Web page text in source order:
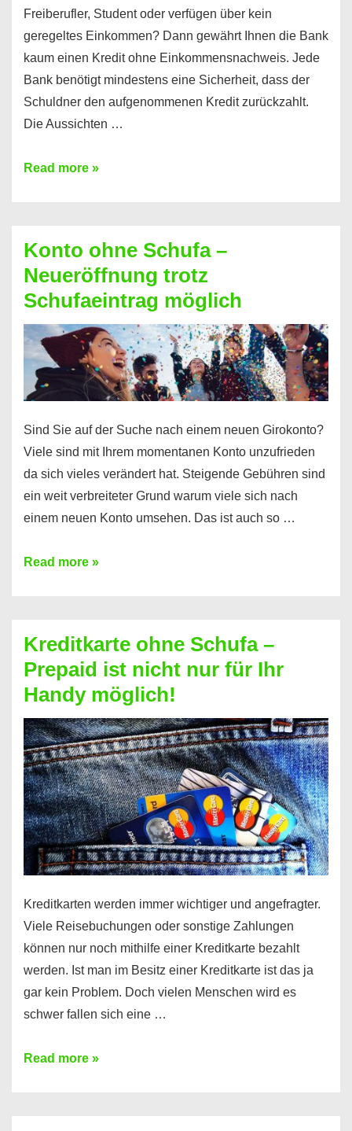
Freiberufler, Student oder verfügen über kein
geregeltes Einkommen? Dann gewährt Ihnen die Bank
kaum einen Kredit ohne Einkommensnachweis. Jede
Bank benötigt mindestens eine Sicherheit, dass der
Schuldner den aufgenommenen Kredit zurückzahlt.
Die Aussichten …
Mit
Sie
einen
Kredit
ohne
Einkommensnachweis
Read more »
Konto ohne Schufa –
Neueröffnung trotz
Schufaeintrag möglich
Sind Sie auf der Suche nach einem neuen Girokonto?
Viele sind mit Ihrem momentanen Konto unzufrieden
da sich vieles verändert hat. Steigende Gebühren sind
ein weit verbreiteter Grund warum viele sich nach
einem neuen Konto umsehen. Das ist auch so …
Konto
Neueröffnung
trotz
Schufaeintrag
möglich
Read more »
Kreditkarte ohne Schufa –
Prepaid ist nicht nur für Ihr
Handy möglich!
Kreditkarten werden immer wichtiger und angefragter.
Viele Reisebuchungen oder sonstige Zahlungen
können nur noch mithilfe einer Kreditkarte bezahlt
werden. Ist man im Besitz einer Kreditkarte ist das ja
gar kein Problem. Doch vielen Menschen wird es
schwer fallen sich eine …
Kreditkarte
Read more »